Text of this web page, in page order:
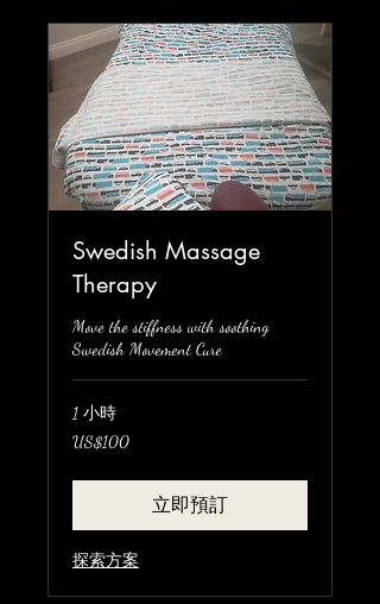
Swedish Massage
Therapy
Move the stiffness with soothing
Swedish Movement Cure
1 小時
100
美
US$100
立即預訂
探索方案